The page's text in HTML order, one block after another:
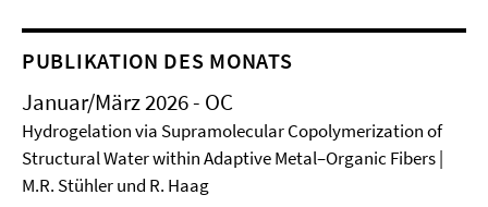
PUBLIKATION DES MONATS
Januar/März 2026 - OC
Hydrogelation via Supramolecular Copolymerization of
Structural Water within Adaptive Metal–Organic Fibers |
M.R. Stühler und R. Haag